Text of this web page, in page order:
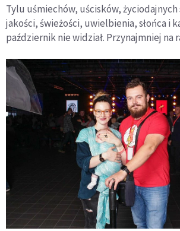
Tylu uśmiechów, uścisków,
jakości, świeżości, uwielbienia, słońca i
październik nie widział. Przynajmniej na